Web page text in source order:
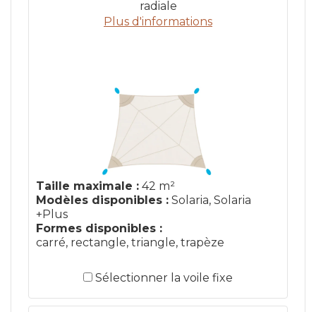
radiale
Plus d'informations
Taille maximale : 42 m²
Modèles disponibles : Solaria, Solaria
+Plus
Formes disponibles :
carré, rectangle, triangle, trapèze
Sélectionner la voile fixe